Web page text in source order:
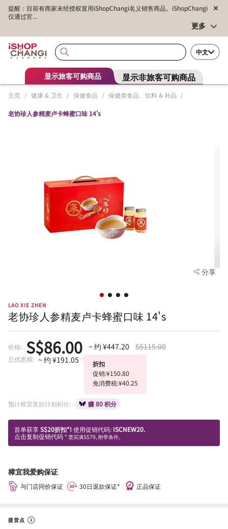
提醒：目前有商家未经授权冒用iShopChangi名义销售商品。iShopChangi
仅通过官...
更多
中文
显示旅客可购商品 显示非旅客可购商品
主页 / 健康 & 卫生 / 保健食品 / 保健类食品、饮料 & 补品 /
老协珍人参精麦卢卡蜂蜜口味 14's
分享
LAO XIE ZHEN
老协珍人参精麦卢卡蜂蜜口味 14's
价格: S$86.00 ~ 约 ¥447.20 S$115.00
总优惠额: ~ 约 ¥191.05
折扣
促销:¥150.80
免消费税:¥40.25
预计樟宜奖励计划积分: 赚 80 积分
首单获享S$20折扣*! 使用促销代码: ISCNEW20.
点击复制促销代码 * 需买满S$79, 附带条件。
樟宜我爱购保证
与门店同价保证 30日退款保证* 正品保证
提货点